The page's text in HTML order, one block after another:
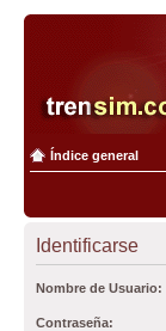
Índice general
Identificarse
Nombre de Usuario:
Contraseña: